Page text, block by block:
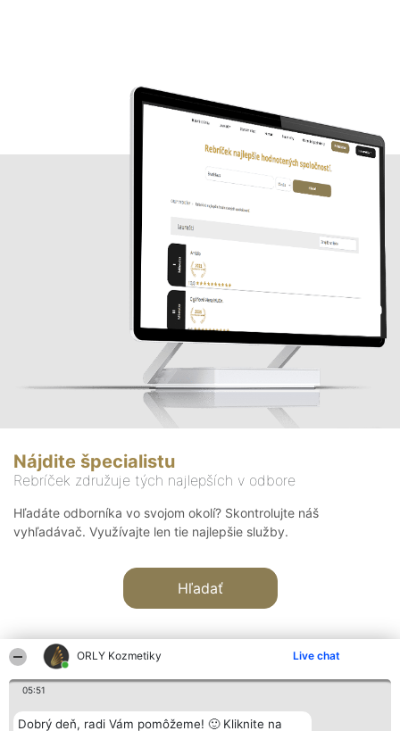
ORLY Kozmetiky Live chat
05:51
Dobrý deň, radi Vám pomôžeme! 🙂 Kliknite na
Nájdite špecialistu
Rebríček združuje tých najlepších v odbore
Hľadáte odborníka vo svojom okolí? Skontrolujte náš
vyhľadávač. Využívajte len tie najlepšie služby.
Hľadať
Organizátor hodnotenia Hodnotenie Kontakt